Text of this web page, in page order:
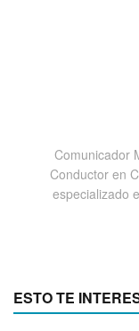
Comunicador
Conductor en
especializado
ESTO TE